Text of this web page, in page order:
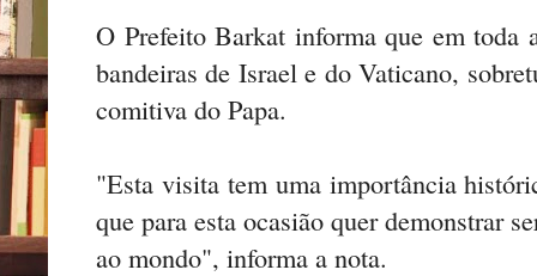
O Prefeito Barkat informa que em toda
bandeiras de Israel e do Vaticano,
comitiva do Papa.
"Esta visita tem uma importância
que para esta ocasião quer demonstrar
ao mondo", informa a nota.